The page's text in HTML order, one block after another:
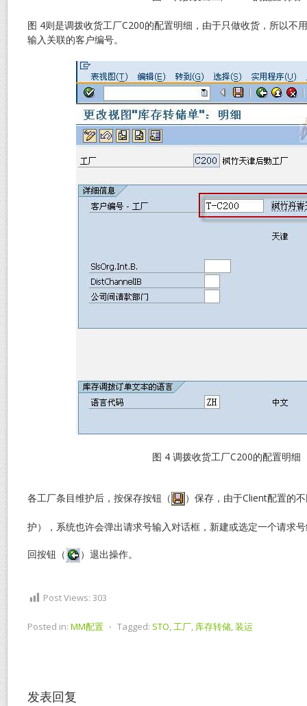
图 4则是调拨收货工厂C200的配置明细，由于只做收货，所以不
输入关联的客户编号。
图 4 调拨收货工厂C200的配置明细
各工厂条目维护后，按保存按钮（ ）保存，由于Client配置的
护），系统也许会弹出请求号输入对话框，新建或选定一个请求
回按钮（ ）退出操作。
Post Views: 303
Posted in: MM配置 ⋅ Tagged: STO 工厂 库存转储 装运
发表回复